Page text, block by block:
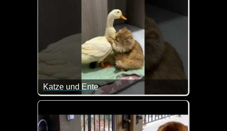
Katze und Ente
Ein wirklich ungewöhnliches Paar, aber total lieb